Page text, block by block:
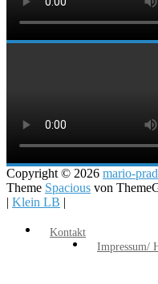
Copyright © 2026 mario-
Theme Spacious von
| Klein LB |
Kontakt
Impressum/